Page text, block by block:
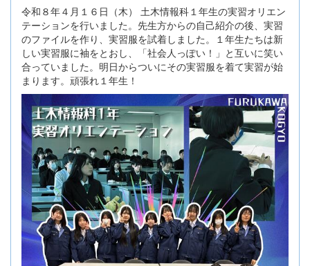
令和８年４月１６日（木） 土木情報科１年生の実習オリエン
テーションを行いました。先生方からの自己紹介の後、実習
のファイルを作り、実習服を試着しました。１年生たちは新
しい実習服に袖をとおし、「社会人っぽい！」と互いに笑い
合っていました。明日からついにその実習服を着て実習が始
まります。頑張れ１年生！